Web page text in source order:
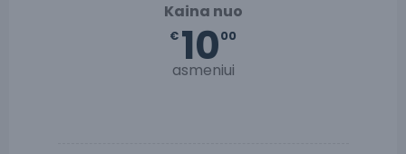
Kaina nuo
€ 1000
asmeniui